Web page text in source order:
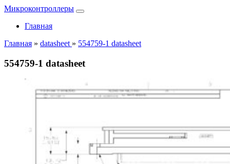
Микроконтроллеры
Главная
Главная » datasheet » 554759-1 datasheet
554759-1 datasheet